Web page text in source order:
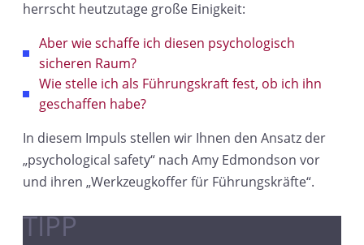
herrscht heutzutage große Einigkeit:
Aber wie schaffe ich diesen psychologisch
sicheren Raum?
Wie stelle ich als Führungskraft fest, ob ich ihn
geschaffen habe?
In diesem Impuls stellen wir Ihnen den Ansatz der
„psychological safety“ nach Amy Edmondson vor
und ihren „Werkzeugkoffer für Führungskräfte“.
TIPP